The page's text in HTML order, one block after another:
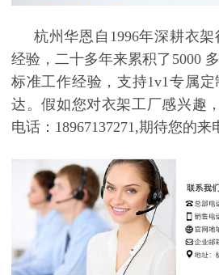
杭州华恩自 1996年深耕衣架
经验，二十多年来累积了 5000
标准工作经验，支持1v1 专属定
达。假如您对衣架工厂感兴趣
电话： 18967137271,期待您的来